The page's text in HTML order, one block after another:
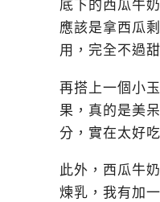
底下的西瓜牛
應該是拿西瓜
用，完全不過
再搭上一個小
果，真的是美
分，實在太好
此外，西瓜牛
煉乳，我有加